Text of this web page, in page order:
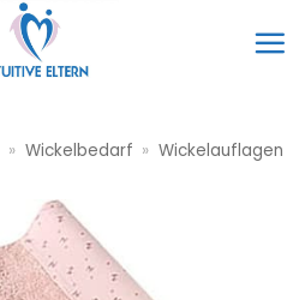
» Wickelbedarf » Wickelauflagen